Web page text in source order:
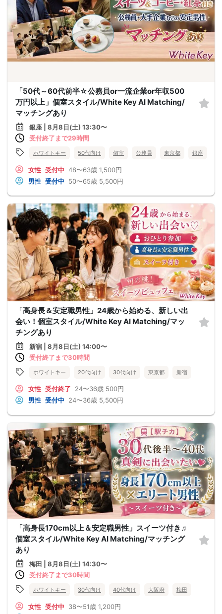
「50代～60代前半☆公務員or一流企業or年収500
万円以上」個室スタイル/White Key AI Matching/
マッチングあり
銀座 | 8月8日(土) 13:30〜
受付終了まで29時間
ホワイトキー 50代向け 個室 公務員 東京都 銀座
女性 受付中 48〜63歳 1,500円
男性 受付中 50〜65歳 5,500円
「高身長＆安定職男性」24歳から始める、新しい出
会い！個室スタイル/White Key AI Matching/マッ
チングあり
新宿 | 8月8日(土) 14:00〜
受付終了まで30時間
ホワイトキー 20代向け 30代向け 東京都 新宿
女性 受付終了 24〜36歳 500円
男性 受付中 24〜36歳 5,500円
「高身長170cm以上＆安定職男性」スイーツ付き♬
個室スタイル/White Key AI Matching/マッチング
あり
梅田 | 8月8日(土) 14:30〜
受付終了まで30時間
ホワイトキー 30代向け 40代向け 大阪府 梅田
女性 受付中 38〜51歳 1,200円